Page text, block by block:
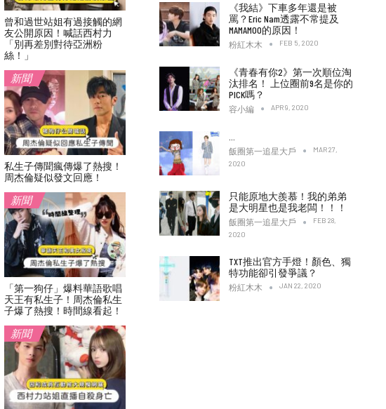
《我結》下車多年還是被
罵？Eric Nam透露不常提及
MAMAMOO的原因！
粉紅木木 FEB 5, 2020
《青春有你2》第一次順位淘
汰排名！ 上位圈前9名是你的
PICK嗎？
容小編 APR 9, 2020
飯圈第一追星大戶
MAR 27,
2020
只能原地大羨慕！我的弟弟
是大明星也是我老闆！！！
飯圈第一追星大戶
FEB 28,
2020
TXT推出官方手燈！顏色、獨
特功能卻引發爭議？
粉紅木木 JAN 22, 2020
曾和過世站姐有過接觸的網
友公開原因！喊話西村力
「別再差別對待亞洲粉
絲！」
新聞
私生子傳聞瘋傳爆了熱搜！
周杰倫疑似發文回應！
新聞
「第一狗仔」爆料華語歌唱
天王有私生子！周杰倫私生
子爆了熱搜！時間線看起！
新聞